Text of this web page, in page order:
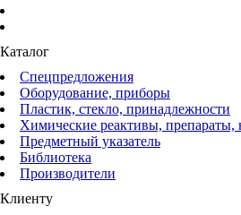
Каталог
Спецпредложения
Оборудование, приборы
Пластик, стекло, принадлежности
Химические реактивы, препараты,
Предметный указатель
Библиотека
Производители
Клиенту